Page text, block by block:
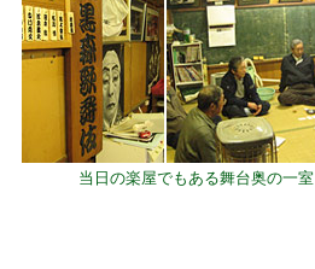
当日の楽屋でもある舞台奥の一室